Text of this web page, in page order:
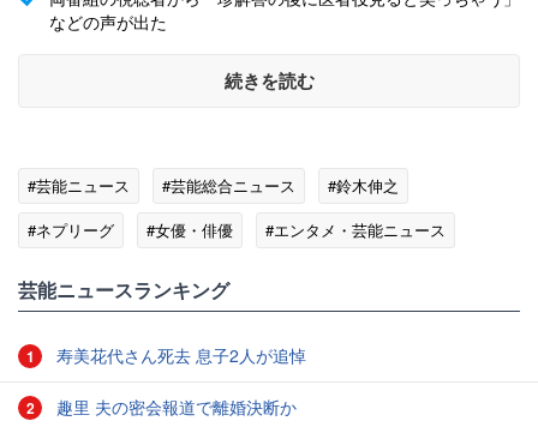
などの声が出た
続きを読む
#芸能ニュース #芸能総合ニュース
#鈴木伸之
#ネプリーグ
#女優・俳優 #エンタメ・芸能ニュース
芸能ニュースランキング
1 寿美花代さん死去 息子2人が追悼
2 趣里 夫の密会報道で離婚決断か